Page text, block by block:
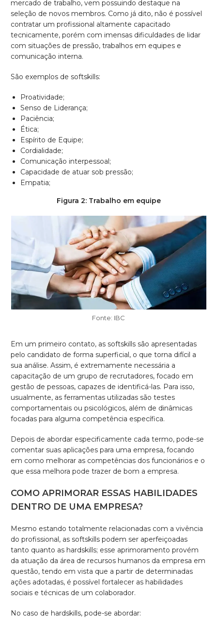
mercado de trabalho, vem possuindo destaque na
seleção de novos membros. Como já dito, não é possível
contratar um profissional altamente capacitado
tecnicamente, porém com imensas dificuldades de lidar
com situações de pressão, trabalhos em equipes e
comunicação interna.
São exemplos de softskills:
Proatividade;
Senso de Liderança;
Paciência;
Ética;
Espírito de Equipe;
Cordialidade;
Comunicação interpessoal;
Capacidade de atuar sob pressão;
Empatia;
Figura 2: Trabalho em equipe
Fonte: IBC
Em um primeiro contato, as softskills são apresentadas
pelo candidato de forma superficial, o que torna difícil a
sua análise. Assim, é extremamente necessária a
capacitação de um grupo de recrutadores, focado em
gestão de pessoas, capazes de identificá-las. Para isso,
usualmente, as ferramentas utilizadas são testes
comportamentais ou psicológicos, além de dinâmicas
focadas para alguma competência específica.
Depois de abordar especificamente cada termo, pode-se
comentar suas aplicações para uma empresa, focando
em como melhorar as competências dos funcionários e o
que essa melhora pode trazer de bom a empresa.
COMO APRIMORAR ESSAS HABILIDADES
DENTRO DE UMA EMPRESA?
Mesmo estando totalmente relacionadas com a vivência
do profissional, as softskills podem ser aperfeiçoadas
tanto quanto as hardskills; esse aprimoramento provém
da atuação da área de recursos humanos da empresa em
questão, tendo em vista que a partir de determinadas
ações adotadas, é possível fortalecer as habilidades
sociais e técnicas de um colaborador.
No caso de hardskills, pode-se abordar: